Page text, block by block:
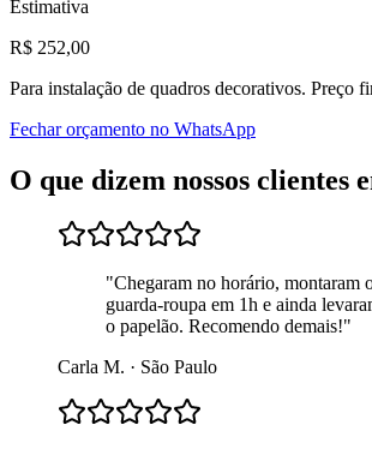
Estimativa
R$ 252,00
Para instalação de quadros decorativos. Preço
Fechar orçamento no WhatsApp
O que dizem nossos clientes
"Chegaram no horário, montaram
guarda-roupa em 1h e ainda
o papelão. Recomendo demais!"
Carla M. · São Paulo